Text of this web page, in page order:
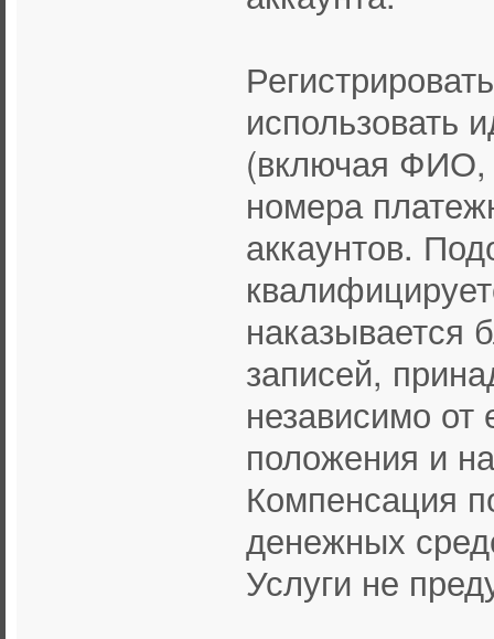
использовать
(включая ФИО,
номера
аккаунтов.
наказывается
записей,
независимо от
положения и
Компенсация
денежных
Услуги не